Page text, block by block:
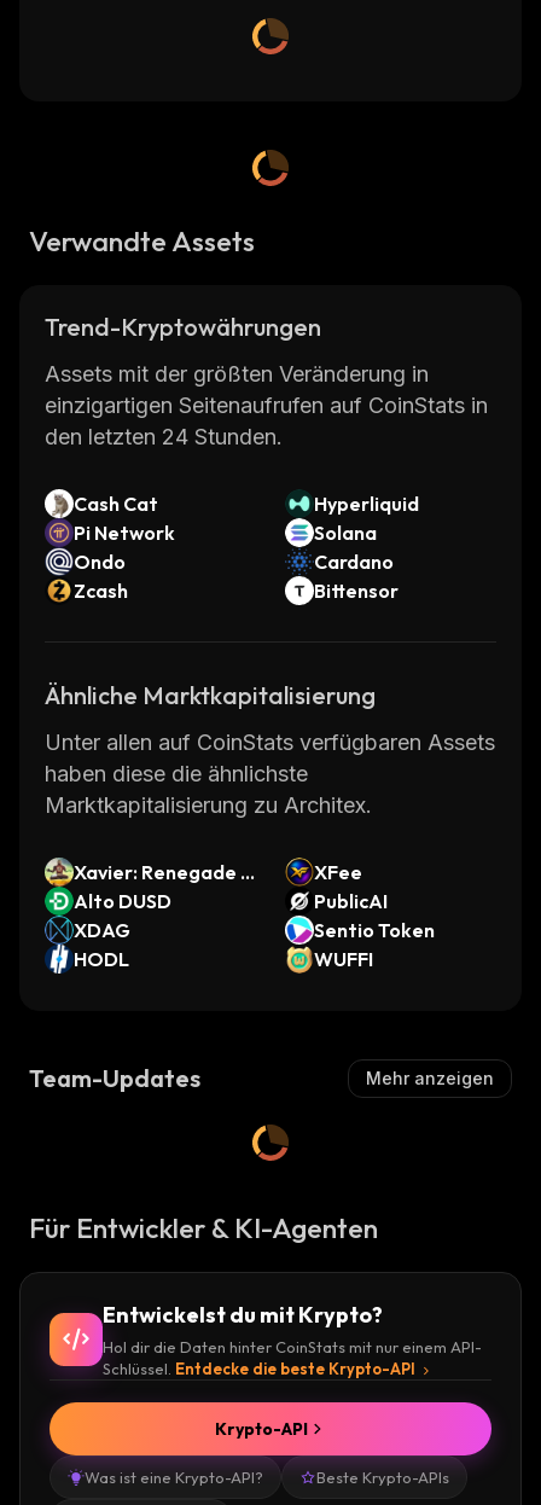
Verwandte Assets
Trend-Kryptowährungen
Assets mit der größten Veränderung in
einzigartigen Seitenaufrufen auf CoinStats in
den letzten 24 Stunden.
Cash Cat
Hyperliquid
Pi Network
Solana
Ondo
Cardano
Zcash
Bittensor
Ähnliche Marktkapitalisierung
Unter allen auf CoinStats verfügbaren Assets
haben diese die ähnlichste
Marktkapitalisierung zu Architex.
Xavier: Renegade A
ngel
XFee
Alto DUSD
PublicAI
XDAG
Sentio Token
HODL
WUFFI
Team-Updates Mehr anzeigen
Für Entwickler & KI-Agenten
Entwickelst du mit Krypto?
Hol dir die Daten hinter CoinStats mit nur einem API-
Schlüssel. Entdecke die beste Krypto-API
Was ist eine Krypto-API? Beste Krypto-APIs
Krypto-API